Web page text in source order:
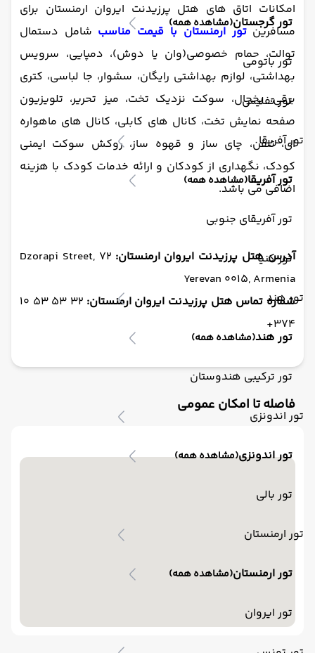
تور گرجستان(مشاهده همه)
تور باتومی
تور تفلیس
تور آفریقا
تور آفریقا(مشاهده همه)
تور آفریقای جنوبی
تور کنیا
تور هند
تور هند(مشاهده همه)
تور ترکیبی هندوستان
تور اندونزی
تور اندونزی(مشاهده همه)
تور بالی
تور ارمنستان
تور ارمنستان(مشاهده همه)
تور ایروان
امکانات اتاق های هتل پرزیدنت ایروان ارمنستان برای
مسافرین تور ارمنستان با قیمت مناسب شامل دستمال
توالت، حمام خصوصی(وان یا دوش)، دمپایی، سرویس
بهداشتی، لوازم بهداشتی رایگان، سشوار، جا لباسی، کتری
برقی، یخچال، سوکت نزدیک تخت، میز تحریر، تلویزیون
صفحه نمایش تخت، کانال های کابلی، کانال های ماهواره
ای، تلفن، چای ساز و قهوه ساز، روکش سوکت ایمنی
کودک، نگهداری از کودکان و ارائه خدمات کودک با هزینه
اضافی می باشد.
آدرس هتل پرزیدنت ایروان ارمنستان:
72 Dzorapi Street,
Yerevan 0015, Armenia
شماره تماس هتل پرزیدنت ایروان ارمنستان:
32 53 53 10
374+
فاصله تا امکان عمومی